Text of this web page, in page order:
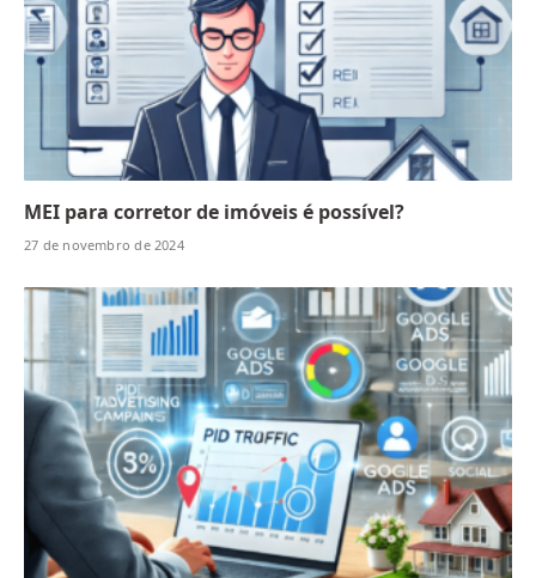
MEI para corretor de imóveis é possível?
27 de novembro de 2024